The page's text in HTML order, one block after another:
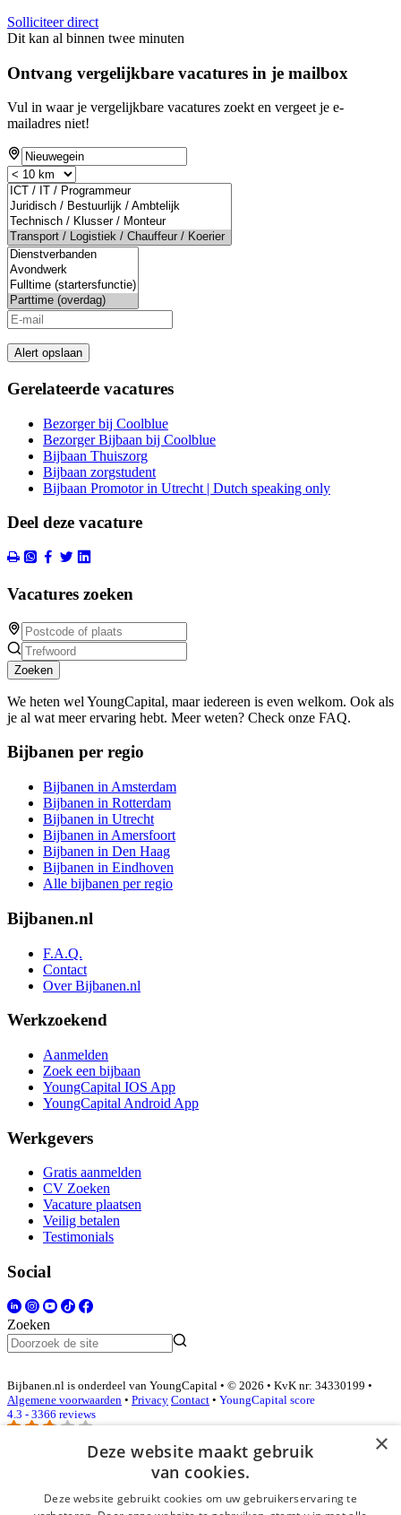
Solliciteer direct
Dit kan al binnen twee minuten
Ontvang vergelijkbare vacatures in je mailbox
Vul in waar je vergelijkbare vacatures zoekt en vergeet je e-
mailadres niet!
Alert opslaan
Gerelateerde vacatures
Bezorger bij Coolblue
Bezorger Bijbaan bij Coolblue
Bijbaan Thuiszorg
Bijbaan zorgstudent
Bijbaan Promotor in Utrecht | Dutch speaking only
Deel deze vacature
Vacatures zoeken
Zoeken
We heten wel YoungCapital, maar iedereen is even welkom. Ook als
je al wat meer ervaring hebt. Meer weten? Check onze FAQ.
Bijbanen per regio
Bijbanen in Amsterdam
Bijbanen in Rotterdam
Bijbanen in Utrecht
Bijbanen in Amersfoort
Bijbanen in Den Haag
Bijbanen in Eindhoven
Alle bijbanen per regio
Bijbanen.nl
F.A.Q.
Contact
Over Bijbanen.nl
Werkzoekend
Aanmelden
Zoek een bijbaan
YoungCapital IOS App
YoungCapital Android App
Werkgevers
Gratis aanmelden
CV Zoeken
Vacature plaatsen
Veilig betalen
Testimonials
Social
Zoeken
Bijbanen.nl is onderdeel van YoungCapital • © 2026 • KvK nr: 34330199 •
Algemene voorwaarden • Privacy Contact • YoungCapital score
4.3 - 3366 reviews
×
Deze website maakt gebruik
van cookies.
Deze website gebruikt cookies om uw gebruikerservaring te